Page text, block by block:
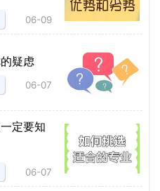
06-09
疑虑
06-07
定要知
06-07